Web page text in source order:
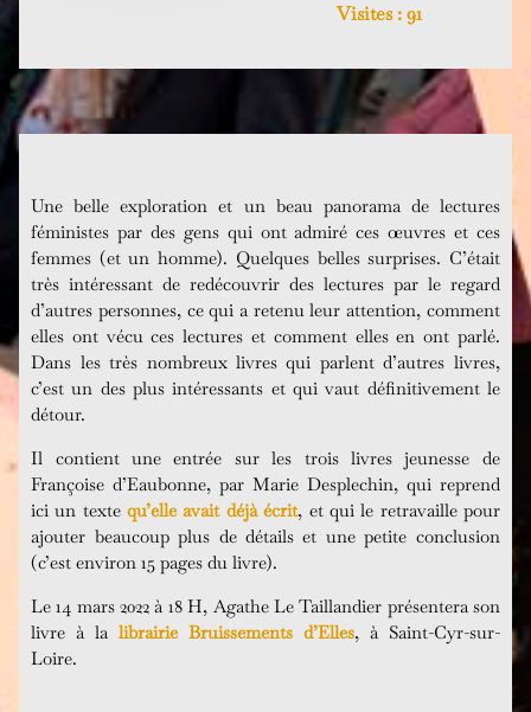
Visites : 91
Une belle exploration et un beau panorama de lectures
féministes par des gens qui ont admiré ces œuvres et ces
femmes (et un homme). Quelques belles surprises. C’était
très intéressant de redécouvrir des lectures par le regard
d’autres personnes, ce qui a retenu leur attention, comment
elles ont vécu ces lectures et comment elles en ont parlé.
Dans les très nombreux livres qui parlent d’autres livres,
c’est un des plus intéressants et qui vaut définitivement le
détour.
Il contient une entrée sur les trois livres jeunesse de
Françoise d’Eaubonne, par Marie Desplechin, qui reprend
ici un textequ’elle avait déjà écrit, et qui le retravaille pour
ajouter beaucoup plus de détails et une petite conclusion
(c’est environ 15 pages du livre).
Le 14 mars 2022 à 18 H, Agathe Le Taillandier présentera son
livre à lalibrairie Bruissements d’Elles, à Saint-Cyr-sur-
Loire.